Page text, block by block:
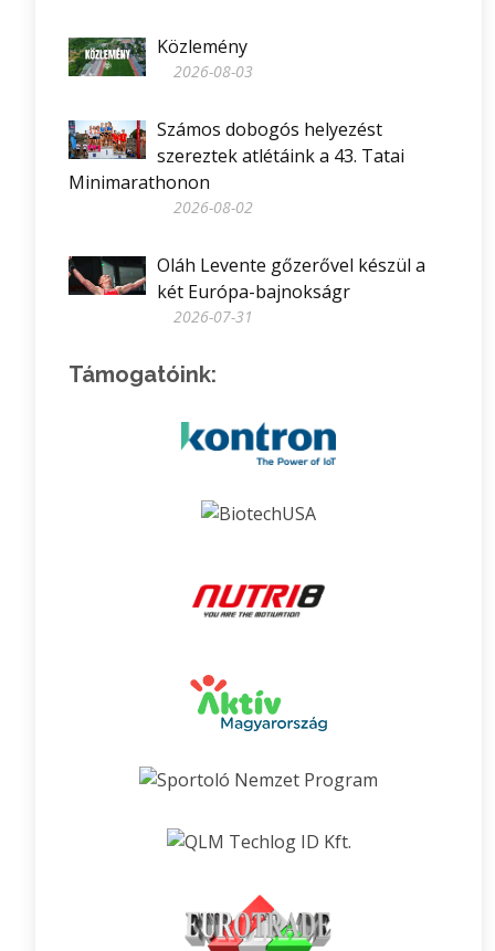
Közlemény
2026-08-03
Számos dobogós helyezést
szereztek atlétáink a 43. Tatai
Minimarathonon
2026-08-02
Oláh Levente gőzerővel készül a
két Európa-bajnokságr
2026-07-31
Támogatóink: